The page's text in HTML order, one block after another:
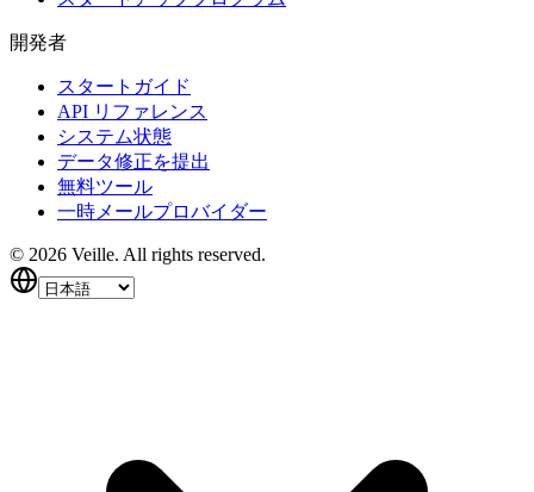
開発者
スタートガイド
API リファレンス
システム状態
データ修正を提出
無料ツール
一時メールプロバイダー
© 2026 Veille. All rights reserved.